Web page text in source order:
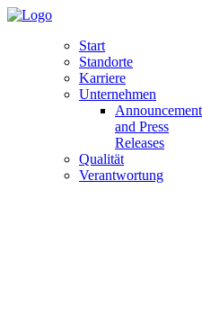
Start
Standorte
Karriere
Unternehmen
and Press
Releases
Qualität
Verantwortung